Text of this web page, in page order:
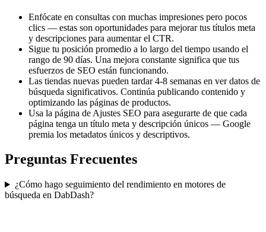
Enfócate en consultas con muchas impresiones pero pocos
clics — estas son oportunidades para mejorar tus títulos meta
y descripciones para aumentar el CTR.
Sigue tu posición promedio a lo largo del tiempo usando el
rango de 90 días. Una mejora constante significa que tus
esfuerzos de SEO están funcionando.
Las tiendas nuevas pueden tardar 4-8 semanas en ver datos de
búsqueda significativos. Continúa publicando contenido y
optimizando las páginas de productos.
Usa la página de Ajustes SEO para asegurarte de que cada
página tenga un título meta y descripción únicos — Google
premia los metadatos únicos y descriptivos.
Preguntas Frecuentes
¿Cómo hago seguimiento del rendimiento en motores de
búsqueda en DabDash?